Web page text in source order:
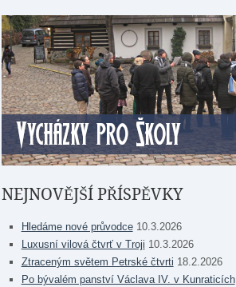
NEJNOVĚJŠÍ PŘÍSPĚVKY
Hledáme nové průvodce 10.3.2026
Luxusní vilová čtvrť v Troji 10.3.2026
Ztraceným světem Petrské čtvrti 18.2.2026
Po bývalém panství Václava IV. v Kunraticích